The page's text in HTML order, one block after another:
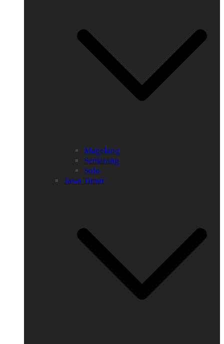
Magelang
Semarang
Solo
Jawa Timur